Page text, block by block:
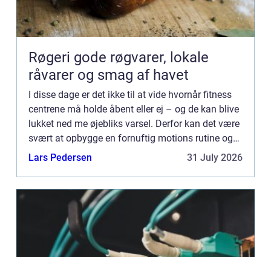
Røgeri gode røgvarer, lokale
råvarer og smag af havet
I disse dage er det ikke til at vide hvornår fitness
centrene må holde åbent eller ej – og de kan blive
lukket ned me øjebliks varsel. Derfor kan det være
svært at opbygge en fornuftig motions rutine og
opn&...
Lars Pedersen 31 July 2026